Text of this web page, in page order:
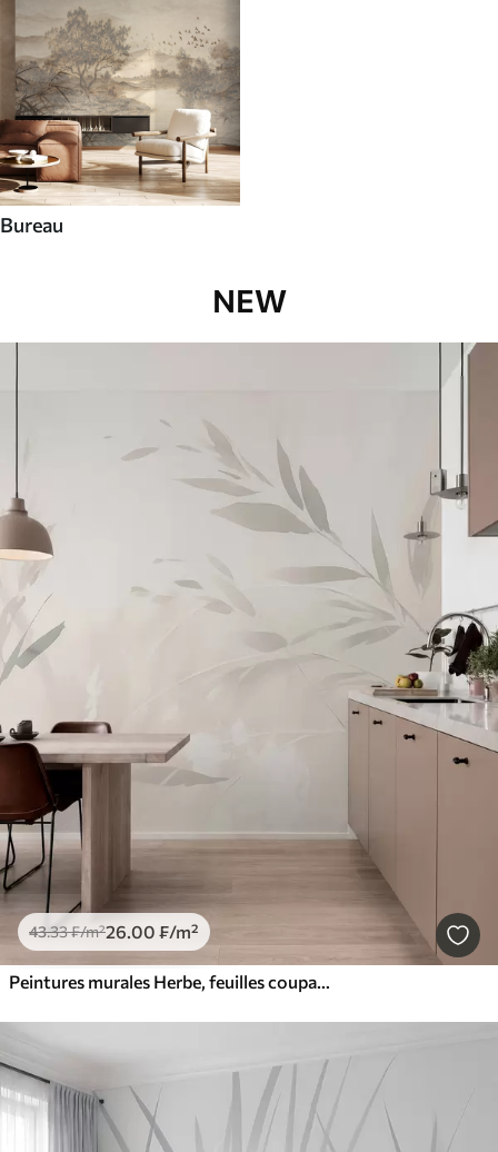
Bureau
NEW
43.33₣/m²26.00 ₣/m²
Peintures murales Herbe, feuilles coupantes